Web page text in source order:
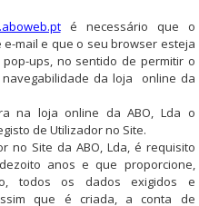
é necessário que o
mail e que o seu browser esteja
ups, no sentido de permitir o
da loja online da
na loja online da ABO, Lda o
de Utilizador no Site.
no Site da ABO, Lda, é requisito
anos e que proporcione,
todos os dados exigidos e
que é criada, a conta de